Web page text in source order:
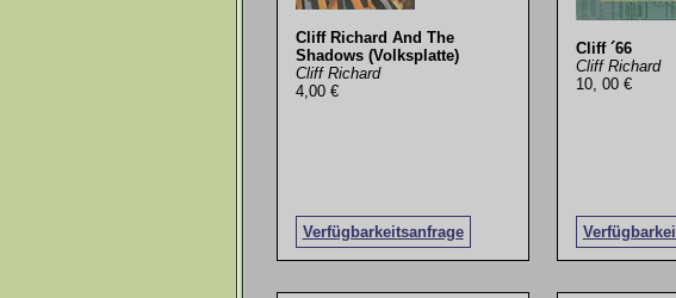
Cliff Richard And The
Shadows (Volksplatte)
Cliff Richard
4,00 €
Verfügbarkeitsanfrage
Cliff ´66
Cliff Richard
10, 00 €